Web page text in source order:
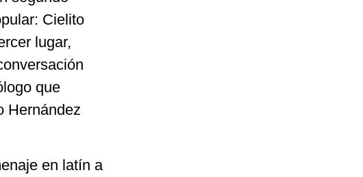
Cielito
lugar,
que
Hernández
en latín a